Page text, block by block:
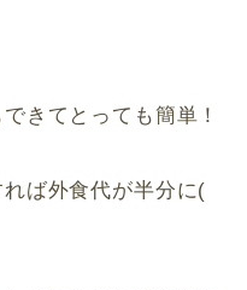
きてとっても簡単！
ば外食代が半分に(